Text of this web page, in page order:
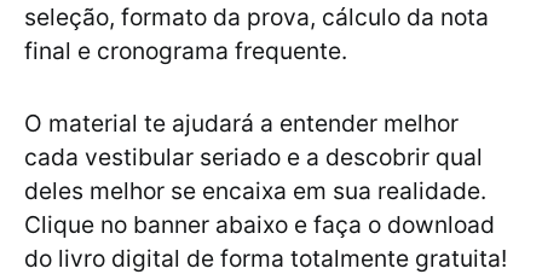
seleção, formato da prova, cálculo da nota
final e cronograma frequente.
O material te ajudará a entender melhor
cada vestibular seriado e a descobrir qual
deles melhor se encaixa em sua realidade.
Clique no banner abaixo e faça o download
do livro digital de forma totalmente gratuita!